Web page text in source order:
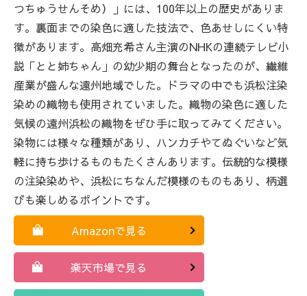
つちゅうせんそめ）」には、100年以上の歴史がありま
す。裏面までの染色に適した技法で、色あせしにくい特
徴があります。高畑充希さん主演のNHKの連続テレビ小
説「とと姉ちゃん」の幼少期の舞台となったのが、繊維
産業が盛んな遠州地域でした。ドラマの中でも浜松注染
染めの織物も使用されていました。織物の染色に適した
気候の遠州浜松の織物をぜひ手に取ってみてください。
染物には様々な種類があり、ハンカチやてぬぐいなど気
軽に持ち歩けるものもたくさんあります。伝統的な模様
の注染染めや、浜松にちなんだ模様のものもあり、柄選
びも楽しめるポイントです。
Amazonで見る
楽天市場で見る